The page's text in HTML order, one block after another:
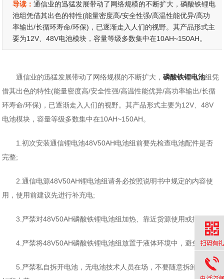
导读：通信业的迅猛发展带动了网络规模的不断扩大，磷酸铁锂电
池组凭借其出色的特性(能量密度高/安全性强/高温性能优异/高功
率输出/长循环寿命/环保)，已逐渐走入人们的视野。其产品形式主
要为12V、48V电池模块，容量等级多数集中在10AH~150AH。
通信业的迅猛发展带动了网络规模的不断扩大，磷酸铁锂电池组凭
借其出色的特性(能量密度高/安全性强/高温性能优异/高功率输出/长循
环寿命/环保)，已逐渐走入人们的视野。其产品形式主要为12V、48V
电池模块，容量等级多数集中在10AH~150AH。
1.初次安装通信锂电池48V50AH电池组前要先检查电池配件是否
完整;
2.通信电源48V50AH锂电池组请务必按照说明书中规定的内容使
用，使用前建议先进行补充电;
3.严禁对48V50AH磷酸铁锂电池组加热、靠近货源使用或搁置;
4.严禁将48V50AH磷酸铁锂电池组放置于液体环境中，避免雨淋;
5.严禁私自拆开电池，无电池技术人员在场，不要随意拆卸机箱螺